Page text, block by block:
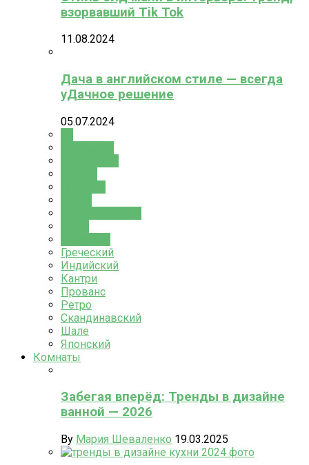
взорвавший Tik Tok
11.08.2024
Дача в английском стиле — всегда
уДачное решение
05.07.2024
Греческий
Индийский
Кантри
Прованс
Ретро
Скандинавский
Шале
Японский
Комнаты
Забегая вперёд: Тренды в дизайне
ванной — 2026
By Мария Шеваленко 19.03.2025